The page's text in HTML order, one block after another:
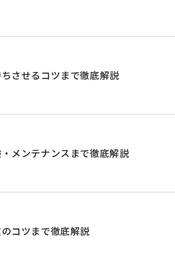
させるコツまで徹底解説
メンテナンスまで徹底解説
コツまで徹底解説